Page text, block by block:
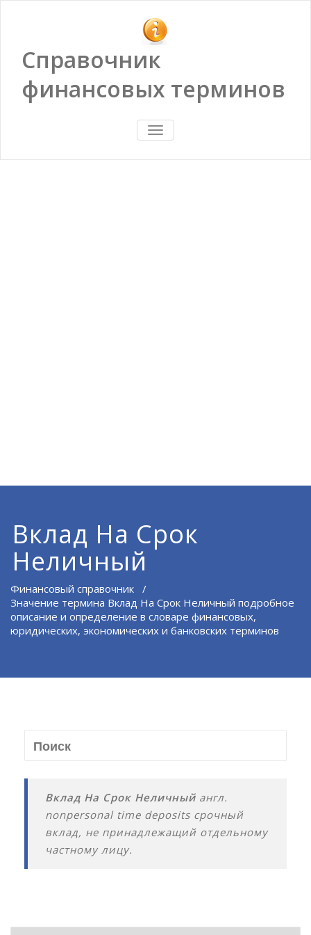
Справочник
финансовых терминов
ПОКАЗАТЬ/
СКРЫТЬ
Вклад На Срок
Неличный
Финансовый справочник /
Значение термина Вклад На Срок Неличный подробное
описание и определение в словаре финансовых,
юридических, экономических и банковских терминов
Вклад На Срок Неличный англ.
nonpersonal time deposits срочный
вклад, не принадлежащий отдельному
частному лицу.